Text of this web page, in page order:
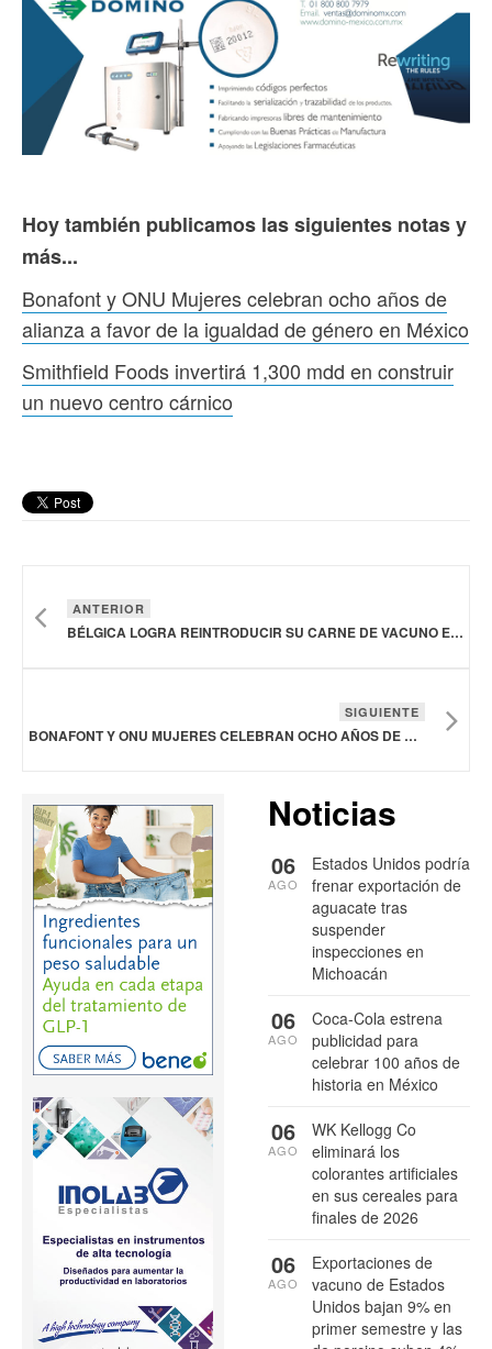
Hoy también publicamos las siguientes notas y
más...
Bonafont y ONU Mujeres celebran ocho años de
alianza a favor de la igualdad de género en México
Smithfield Foods invertirá 1,300 mdd en construir
un nuevo centro cárnico
ANTERIOR
BÉLGICA LOGRA REINTRODUCIR SU CARNE DE VACUNO EN EL MERCADO JAPONÉS
SIGUIENTE
BONAFONT Y ONU MUJERES CELEBRAN OCHO AÑOS DE ALIANZA A FAVOR DE LA IGUALDAD DE GÉNERO EN MÉXICO
Noticias
Estados Unidos podría
frenar exportación de
aguacate tras
suspender
inspecciones en
Michoacán
06
AGO
Coca-Cola estrena
publicidad para
celebrar 100 años de
historia en México
06
AGO
WK Kellogg Co
eliminará los
colorantes artificiales
en sus cereales para
finales de 2026
06
AGO
Exportaciones de
vacuno de Estados
Unidos bajan 9% en
primer semestre y las
06
AGO